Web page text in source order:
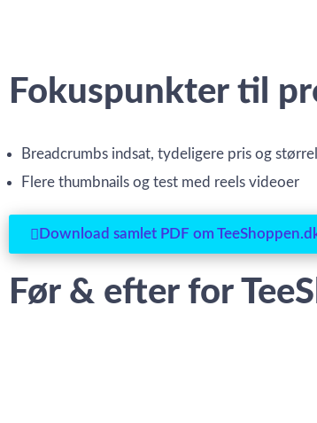
Fokuspunkter til
Breadcrumbs indsat, tydeligere pris og
Flere thumbnails og test med reels videoer
Download samlet PDF om
Før & efter for